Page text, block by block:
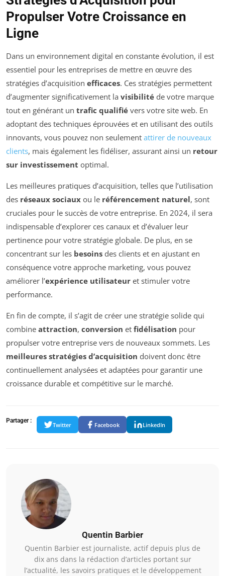
Propulser Votre Croissance en
Ligne
Dans un environnement digital en constante évolution, il est
essentiel pour les entreprises de mettre en œuvre des
stratégies d’acquisition efficaces. Ces stratégies permettent
d’augmenter significativement la visibilité de votre marque
tout en générant un trafic qualifié vers votre site web. En
adoptant des techniques éprouvées et en utilisant des outils
innovants, vous pouvez non seulement attirer de nouveaux
clients, mais également les fidéliser, assurant ainsi un retour
sur investissement optimal.
Les meilleures pratiques d’acquisition, telles que l’utilisation
des réseaux sociaux ou le référencement naturel, sont
cruciales pour le succès de votre entreprise. En 2024, il sera
indispensable d’explorer ces canaux et d’évaluer leur
pertinence pour votre stratégie globale. De plus, en se
concentrant sur les besoins des clients et en ajustant en
conséquence votre approche marketing, vous pouvez
améliorer l’expérience utilisateur et stimuler votre
performance.
En fin de compte, il s’agit de créer une stratégie solide qui
combine attraction, conversion et fidélisation pour
propulser votre entreprise vers de nouveaux sommets. Les
meilleures stratégies d’acquisition doivent donc être
continuellement analysées et adaptées pour garantir une
croissance durable et compétitive sur le marché.
Partager :
Twitter Facebook LinkedIn
Quentin Barbier
Quentin Barbier est journaliste, actif depuis plus de
dix ans dans la rédaction d’articles portant sur
l’actualité, les savoirs pratiques et le développement